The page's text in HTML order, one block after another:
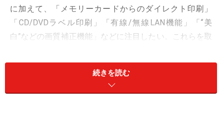
に加えて、「メモリーカードからのダイレクト印刷」
「CD/DVDラベル印刷」「有線/無線LAN機能」「“美
白”などの画質補正機能」などに注目したい。これらを取
う。
続きを読む